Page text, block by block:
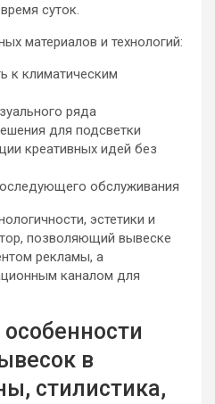
суток.
материалов и технологий:
к климатическим
ряда
для подсветки
креативных идей без
обслуживания
эстетики и
позволяющий вывеске
рекламы, а
каналом для
в
стилистика,